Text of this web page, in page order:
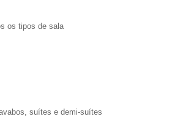
os tipos de sala
suítes e demi-suítes